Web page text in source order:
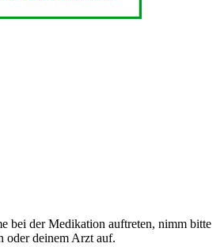
bei der Medikation auftreten, nimm bitte
deinem Arzt auf.